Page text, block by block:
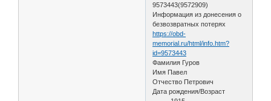
9573443(9572909)
Информация из донесения о
безвозвратных потерях
https://obd-
memorial.ru/html/info.htm?
id=9573443
Фамилия Гуров
Имя Павел
Отчество Петрович
Дата рождения/Возраст